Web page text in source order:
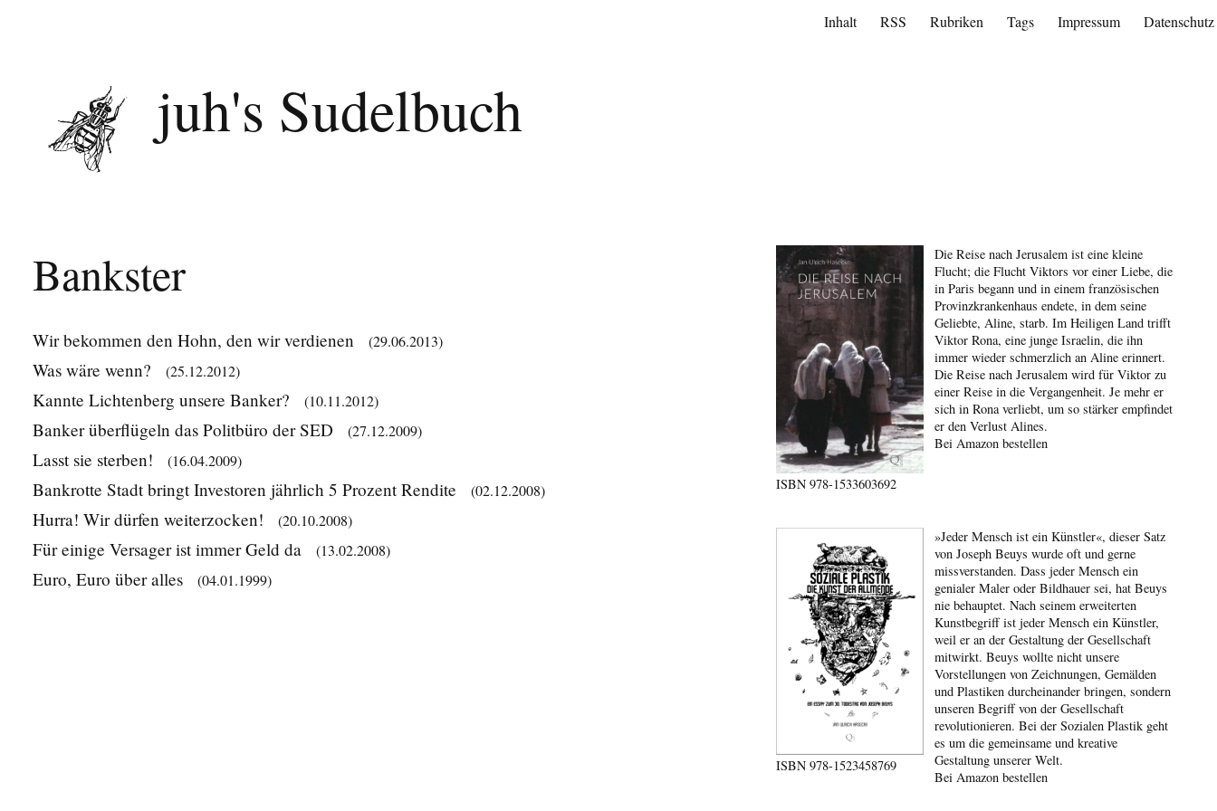
Inhalt RSS Rubriken Tags Impressum Datenschutz
juh's Sudelbuch
Bankster
Wir bekommen den Hohn, den wir verdienen (29.06.2013)
Was wäre wenn? (25.12.2012)
Kannte Lichtenberg unsere Banker? (10.11.2012)
Banker überflügeln das Politbüro der SED (27.12.2009)
Lasst sie sterben! (16.04.2009)
Bankrotte Stadt bringt Investoren jährlich 5 Prozent Rendite (02.12.2008)
Hurra! Wir dürfen weiterzocken! (20.10.2008)
Für einige Versager ist immer Geld da (13.02.2008)
Euro, Euro über alles (04.01.1999)
ISBN978-1533603692
Die Reise nach Jerusalem ist eine kleine
Flucht; die Flucht Viktors vor einer Liebe, die
in Paris begann und in einem französischen
Provinzkrankenhaus endete, in dem seine
Geliebte, Aline, starb. Im Heiligen Land trifft
Viktor Rona, eine junge Israelin, die ihn
immer wieder schmerzlich an Aline erinnert.
Die Reise nach Jerusalem wird für Viktor zu
einer Reise in die Vergangenheit. Je mehr er
sich in Rona verliebt, um so stärker empfindet
er den Verlust Alines.
Bei Amazon bestellen
ISBN978-1523458769
»Jeder Mensch ist ein Künstler«, dieser Satz
von Joseph Beuys wurde oft und gerne
missverstanden. Dass jeder Mensch ein
genialer Maler oder Bildhauer sei, hat Beuys
nie behauptet. Nach seinem erweiterten
Kunstbegriff ist jeder Mensch ein Künstler,
weil er an der Gestaltung der Gesellschaft
mitwirkt. Beuys wollte nicht unsere
Vorstellungen von Zeichnungen, Gemälden
und Plastiken durcheinander bringen, sondern
unseren Begriff von der Gesellschaft
revolutionieren. Bei der Sozialen Plastik geht
es um die gemeinsame und kreative
Gestaltung unserer Welt.
Bei Amazon bestellen